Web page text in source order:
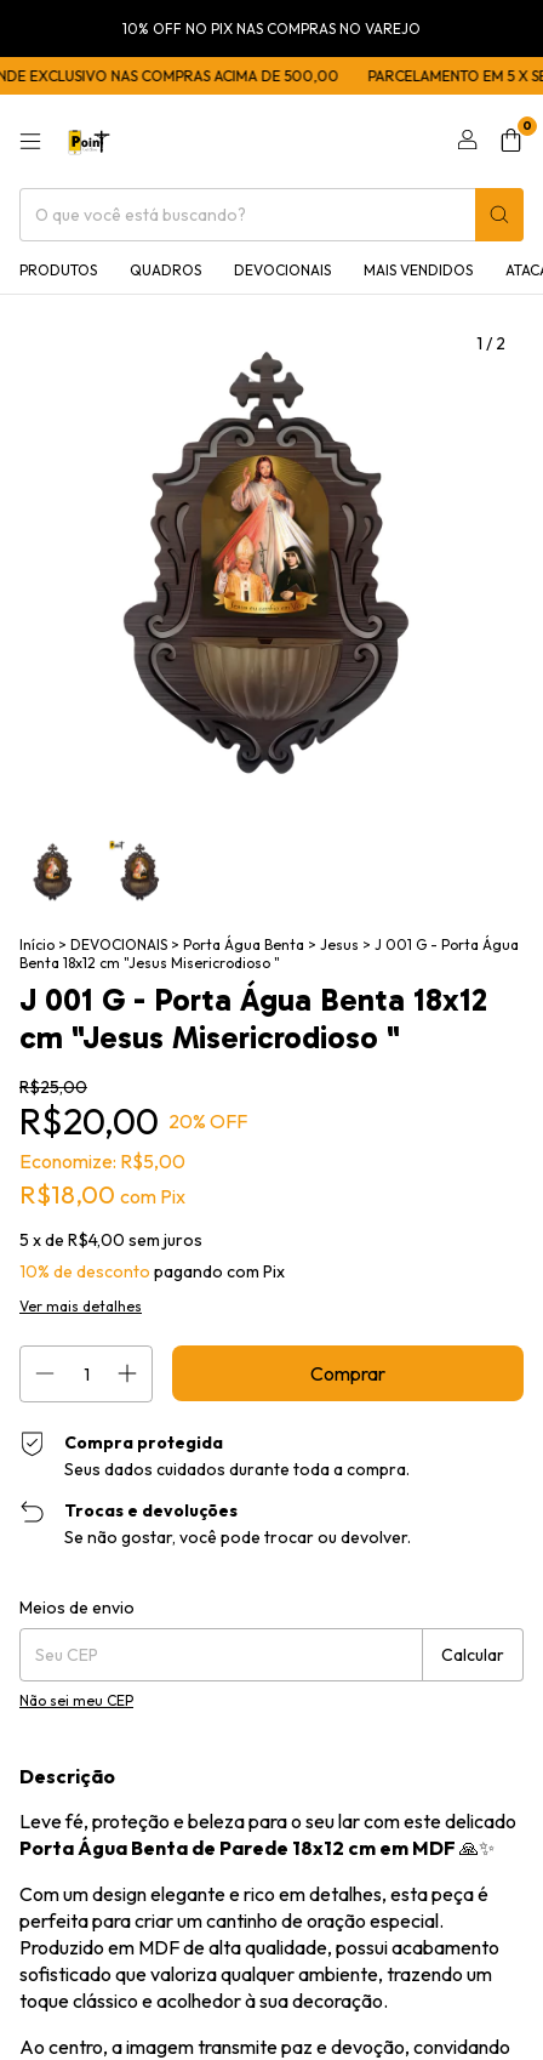
10% OFF NO PIX NAS COMPRAS NO VAREJO
EXCLUSIVO NAS COMPRAS ACIMA DE 500,00 PARCELAMENTO EM 5 X
0
PRODUTOS QUADROS DEVOCIONAIS MAIS VENDIDOS
1 /2
Início > DEVOCIONAIS > Porta Água Benta > Jesus > J 001 G - Porta Água
Benta 18x12 cm "Jesus Misericrodioso "
J 001 G - Porta Água Benta 18x12
cm "Jesus Misericrodioso "
R$25,00
R$20,00 20% OFF
Economize: R$5,00
R$18,00 com Pix
5 x de R$4,00 sem juros
10% de desconto pagando com Pix
Ver mais detalhes
Compra protegida
Seus dados cuidados durante toda a compra.
Trocas e devoluções
Se não gostar, você pode trocar ou devolver.
Entregas para o CEP:
Meios de envio
Calcular
Não sei meu CEP
Descrição
Leve fé, proteção e beleza para o seu lar com este delicado
Porta Água Benta de Parede 18x12 cm em MDF 🙏✨
Com um design elegante e rico em detalhes, esta peça é
perfeita para criar um cantinho de oração especial.
Produzido em MDF de alta qualidade, possui acabamento
sofisticado que valoriza qualquer ambiente, trazendo um
toque clássico e acolhedor à sua decoração.
Ao centro, a imagem transmite paz e devoção, convidando